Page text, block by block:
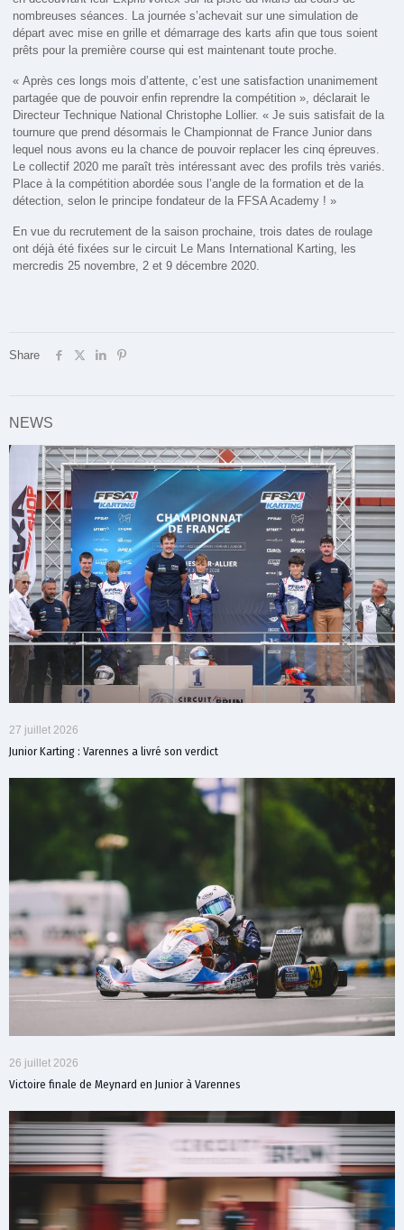
nombreuses séances. La journée s’achevait sur une simulation de
départ avec mise en grille et démarrage des karts afin que tous soient
prêts pour la première course qui est maintenant toute proche.
« Après ces longs mois d’attente, c’est une satisfaction unanimement
partagée que de pouvoir enfin reprendre la compétition », déclarait le
Directeur Technique National Christophe Lollier. « Je suis satisfait de la
tournure que prend désormais le Championnat de France Junior dans
lequel nous avons eu la chance de pouvoir replacer les cinq épreuves.
Le collectif 2020 me paraît très intéressant avec des profils très variés.
Place à la compétition abordée sous l’angle de la formation et de la
détection, selon le principe fondateur de la FFSA Academy ! »
En vue du recrutement de la saison prochaine, trois dates de roulage
ont déjà été fixées sur le circuit Le Mans International Karting, les
mercredis 25 novembre, 2 et 9 décembre 2020.
Share
NEWS
27 juillet 2026
Junior Karting : Varennes a livré son verdict
26 juillet 2026
Victoire finale de Meynard en Junior à Varennes